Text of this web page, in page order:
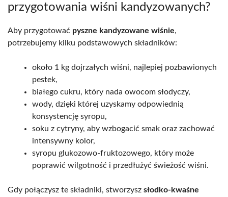
przygotowania wiśni kandyzowanych?
Aby przygotować pyszne kandyzowane wiśnie,
potrzebujemy kilku podstawowych składników:
około 1 kg dojrzałych wiśni, najlepiej pozbawionych
pestek,
białego cukru, który nada owocom słodyczy,
wody, dzięki której uzyskamy odpowiednią
konsystencję syropu,
soku z cytryny, aby wzbogacić smak oraz zachować
intensywny kolor,
syropu glukozowo-fruktozowego, który może
poprawić wilgotność i przedłużyć świeżość wiśni.
Gdy połączysz te składniki, stworzysz słodko-kwaśne